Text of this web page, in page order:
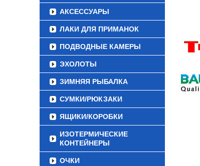
АКСЕССУАРЫ
ЛАКИ ДЛЯ ПРИМАНОК
ПОДВОДНЫЕ КАМЕРЫ
ЭХОЛОТЫ
ЗИМНЯЯ РЫБАЛКА
СУМКИ/РЮКЗАКИ
ЯЩИКИ/КОРОБКИ
ИЗОТЕРМИЧЕСКИЕ
КОНТЕЙНЕРЫ
ОЧКИ